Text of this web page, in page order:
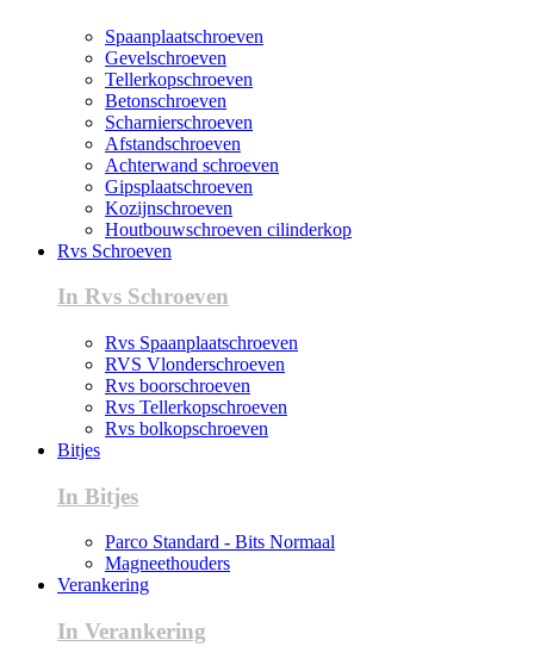
Spaanplaatschroeven
Gevelschroeven
Tellerkopschroeven
Betonschroeven
Scharnierschroeven
Afstandschroeven
Achterwand schroeven
Gipsplaatschroeven
Kozijnschroeven
Houtbouwschroeven cilinderkop
Rvs Schroeven
In Rvs Schroeven
Rvs Spaanplaatschroeven
RVS Vlonderschroeven
Rvs boorschroeven
Rvs Tellerkopschroeven
Rvs bolkopschroeven
Bitjes
In Bitjes
Parco Standard - Bits Normaal
Magneethouders
Verankering
In Verankering